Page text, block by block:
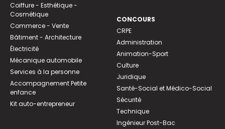
Coiffure - Esthétique -
Cosmétique
Commerce - Vente
Bâtiment - Architecture
Électricité
Mécanique automobile
Services à la personne
Accompagnement Petite
enfance
Kit auto-entrepreneur
CONCOURS
CRPE
Administration
Animation-Sport
Culture
Juridique
Santé-Social et Médico-Social
Sécurité
Technique
Ingénieur Post-Bac